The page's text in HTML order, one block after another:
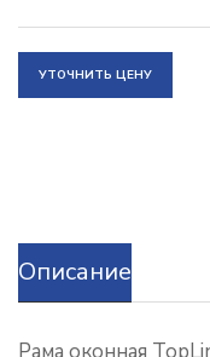
УТОЧНИТЬ ЦЕНУ
Описание